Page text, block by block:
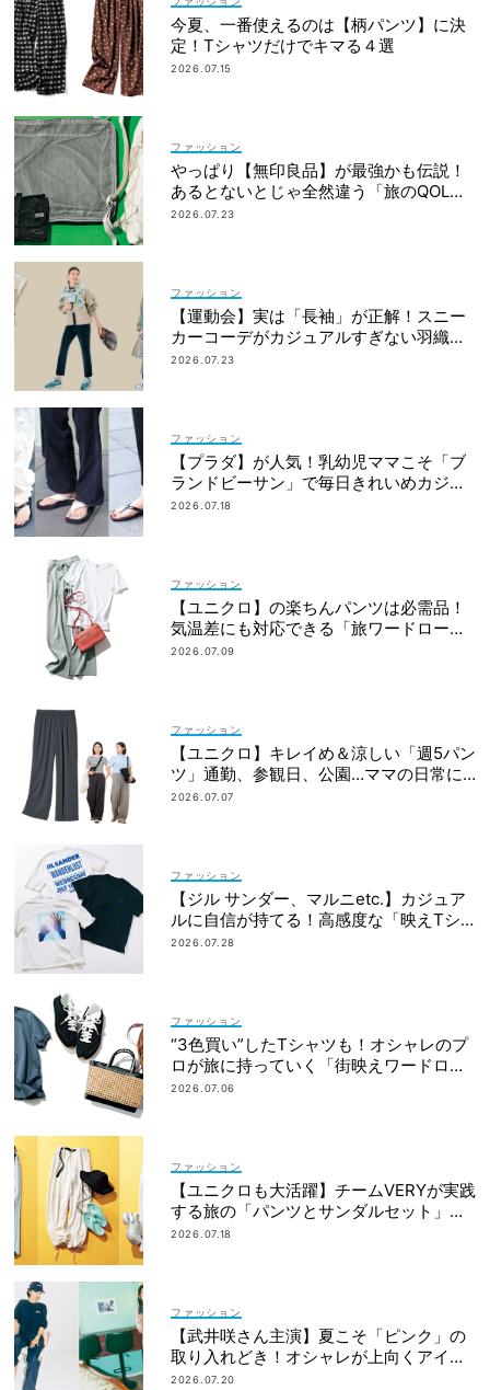
今夏、一番使えるのは【柄パンツ】に決
定！Tシャツだけでキマる４選
2026.07.15
ファッション
やっぱり【無印良品】が最強かも伝説！
あるとないとじゃ全然違う「旅のQOL爆
上げアイテム」
2026.07.23
ファッション
【運動会】実は「長袖」が正解！スニー
カーコーデがカジュアルすぎない羽織り
アイデア
2026.07.23
ファッション
【プラダ】が人気！乳幼児ママこそ「ブ
ランドビーサン」で毎日きれいめカジュ
アルが叶う
2026.07.18
ファッション
【ユニクロ】の楽ちんパンツは必需品！
気温差にも対応できる「旅ワードロー
ブ」7選
2026.07.09
ファッション
【ユニクロ】キレイめ＆涼しい「週5パン
ツ」通勤、参観日、公園…ママの日常に
最適
2026.07.07
ファッション
【ジル サンダー、マルニetc.】カジュア
ルに自信が持てる！高感度な「映えTシ
ャツ」7選
2026.07.28
ファッション
“3色買い”したTシャツも！オシャレのプ
ロが旅に持っていく「街映えワードロー
ブ」7選
2026.07.06
ファッション
【ユニクロも大活躍】チームVERYが実践
する旅の「パンツとサンダルセット」最
適プラン
2026.07.18
ファッション
【武井咲さん主演】夏こそ「ピンク」の
取り入れどき！オシャレが上向くアイデ
ィア6選
2026.07.20